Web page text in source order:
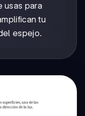
usas para
tu
espejo.